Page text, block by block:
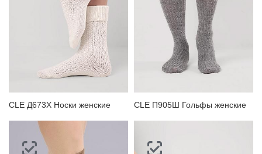
CLE Д673Х Носки женские CLE П905Ш Гольфы женские